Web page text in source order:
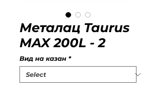
Металац Taurus
MAX 200L - 2
Вид на казан *